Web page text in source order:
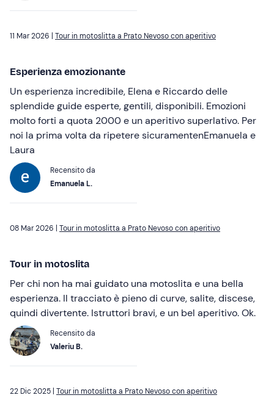
11 Mar 2026 | Tour in motoslitta a Prato Nevoso con aperitivo
Esperienza emozionante
Un esperienza incredibile, Elena e Riccardo delle
splendide guide esperte, gentili, disponibili. Emozioni
molto forti a quota 2000 e un aperitivo superlativo. Per
noi la prima volta da ripetere sicuramentenEmanuela e
Laura
Recensito da
Emanuela L.
08 Mar 2026 | Tour in motoslitta a Prato Nevoso con aperitivo
Tour in motoslita
Per chi non ha mai guidato una motoslita e una bella
esperienza. Il tracciato è pieno di curve, salite, discese,
quindi divertente. Istruttori bravi, e un bel aperitivo. Ok.
Recensito da
Valeriu B.
22 Dic 2025 | Tour in motoslitta a Prato Nevoso con aperitivo